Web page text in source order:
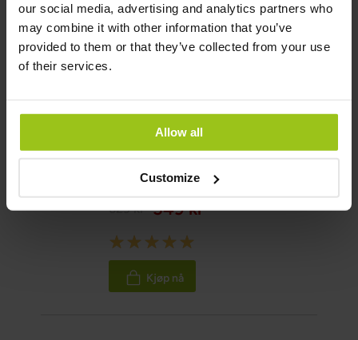
our social media, advertising and analytics partners who
may combine it with other information that you’ve
provided to them or that they’ve collected from your use
of their services.
Allow all
Customize
Vitenskapelige referanser og kilder
Relaterte produkter
Blood Builder
549 kr
629 kr
Rating:
100%
Kjøp nå